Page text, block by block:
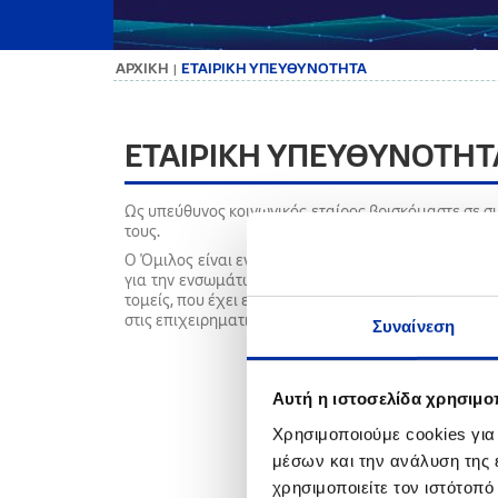
Συναίνεση
Αυτή η ιστοσελίδα
Χρησιμοποιούμε cookies
μέσων και την ανάλυση της
χρησιμοποιείτε τον
ΑΡΧΙΚΗ | ΕΤΑΙΡΙΚΗ ΥΠΕΥΘΥΝΟΤΗΤΑ
ΕΤΑΙΡΙΚΗ
Ως υπεύθυνος κοινωνικός εταίρος βρισκόμαστε σε
τους.
Ο Όμιλος είναι ενεργό μέλος, από το 2005, του
για την ενσωμάτωση των
τομείς, που έχει επιρροή. Αυτή η δημόσια
στις επιχειρηματικές του δράσεις. Υιοθετεί, διαχέει